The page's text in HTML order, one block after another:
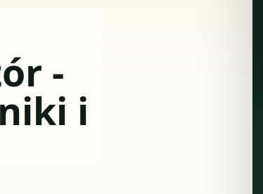
-
i